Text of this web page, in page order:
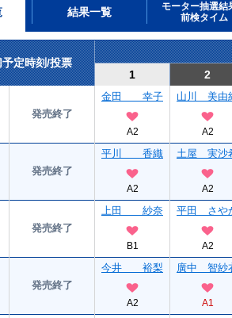
結果一覧
モーター抽選結
前検タイム
予定時刻/投票
1
2
発売終了
金田 幸子
A2
山川 美由
A2
発売終了
平川 香織
A2
土屋 実沙
A2
発売終了
上田 紗奈
B1
平田 さや
A2
発売終了
今井 裕梨
A2
廣中 智紗
A1